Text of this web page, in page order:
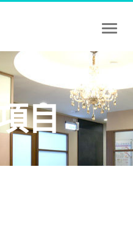
Toggle
目